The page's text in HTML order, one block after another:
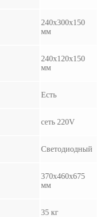
240х300х150
мм
240х120х150
мм
Есть
сеть 220V
Светодиодный
370х460х675
мм
35 кг